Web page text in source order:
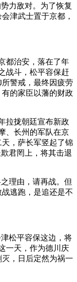
力敌对。为了恢复
津武士置于京都，
都治安，落在了年
战斗，松平容保赶
警戒，最终因疲劳
的家臣以藩的财政
拉拢朝廷宣布新政
、长州的军队在京
，萨长军竖起了锦
君罔上，将其击退
理由，请再战。但
逃跑，是追还是不
松平容保这边，将
一天，作为德川庆
，日后定然为祸一